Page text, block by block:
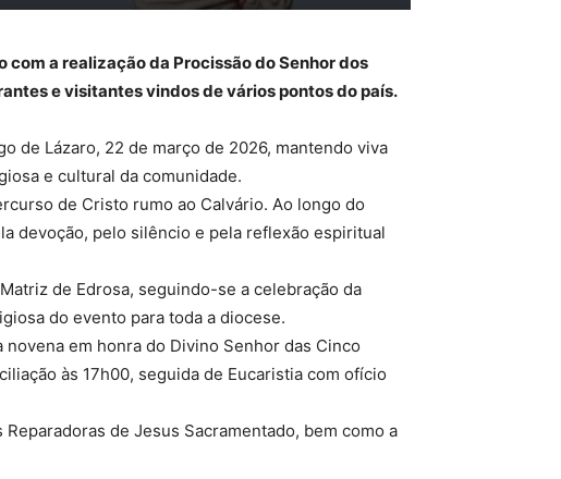
a realização da Procissão do Senhor dos
e visitantes vindos de vários pontos do país.
de Lázaro, 22 de março de 2026, mantendo viva
e cultural da comunidade.
de Cristo rumo ao Calvário. Ao longo do
devoção, pelo silêncio e pela reflexão espiritual
de Edrosa, seguindo-se a celebração da
do evento para toda a diocese.
em honra do Divino Senhor das Cinco
às 17h00, seguida de Eucaristia com ofício
de Jesus Sacramentado, bem como a